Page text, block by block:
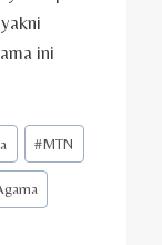
ini
#MTN